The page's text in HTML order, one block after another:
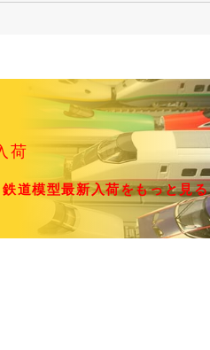
荷
鉄道模型最新入荷をもっと見る